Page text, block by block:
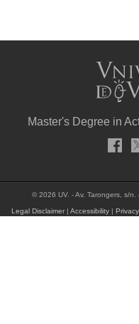
Master's Degree in
© 2026 UV. - Av. Tarongers, s/
Legal Disclaimer| Accessibility|